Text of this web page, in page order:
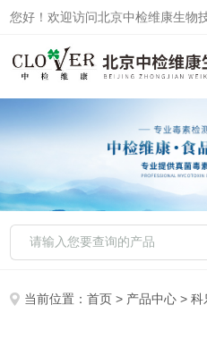
您好！欢迎访问北京中检维康生物
当前位置：首页 > 产品中心 >科